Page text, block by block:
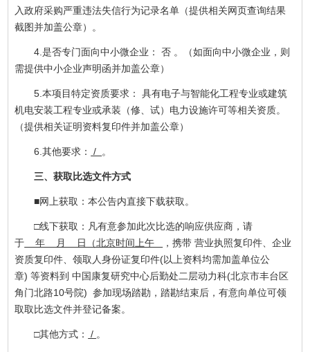
入政府采购严重违法失信行为记录名单（提供相关网页查询结果
截图并加盖公章）。
4.是否专门面向中小微企业： 否 。（如面向中小微企业，则
需提供中小企业声明函并加盖公章）
5.本项目特定资质要求： 具有电子与智能化工程专业或建筑
机电安装工程专业或承装（修、试）电力设施许可等相关资质。
（提供相关证明资料复印件并加盖公章）
6.其他要求： / 。
三、获取比选文件方式
■网上获取：本公告内直接下载获取。
□线下获取：凡有意参加此次比选的响应供应商，请
于 年 月 日（北京时间上午
，携带 营业执照复印件、企业
资质复印件、领取人身份证复印件(以上资料均需加盖单位公
章) 等资料到 中国康复研究中心后勤处二层动力科(北京市丰台区
角门北路10号院) 参加现场踏勘，踏勘结束后，有意向单位可领
取取比选文件并登记备案。
□其他方式： / 。